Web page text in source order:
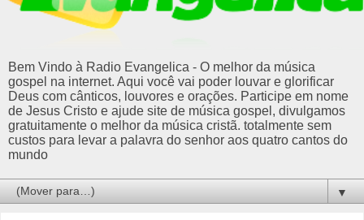
Bem Vindo à Radio Evangelica - O melhor da música
gospel na internet. Aqui você vai poder louvar e glorificar
Deus com cânticos, louvores e orações. Participe em nome
de Jesus Cristo e ajude site de música gospel, divulgamos
gratuitamente o melhor da música cristã. totalmente sem
custos para levar a palavra do senhor aos quatro cantos do
mundo
▼